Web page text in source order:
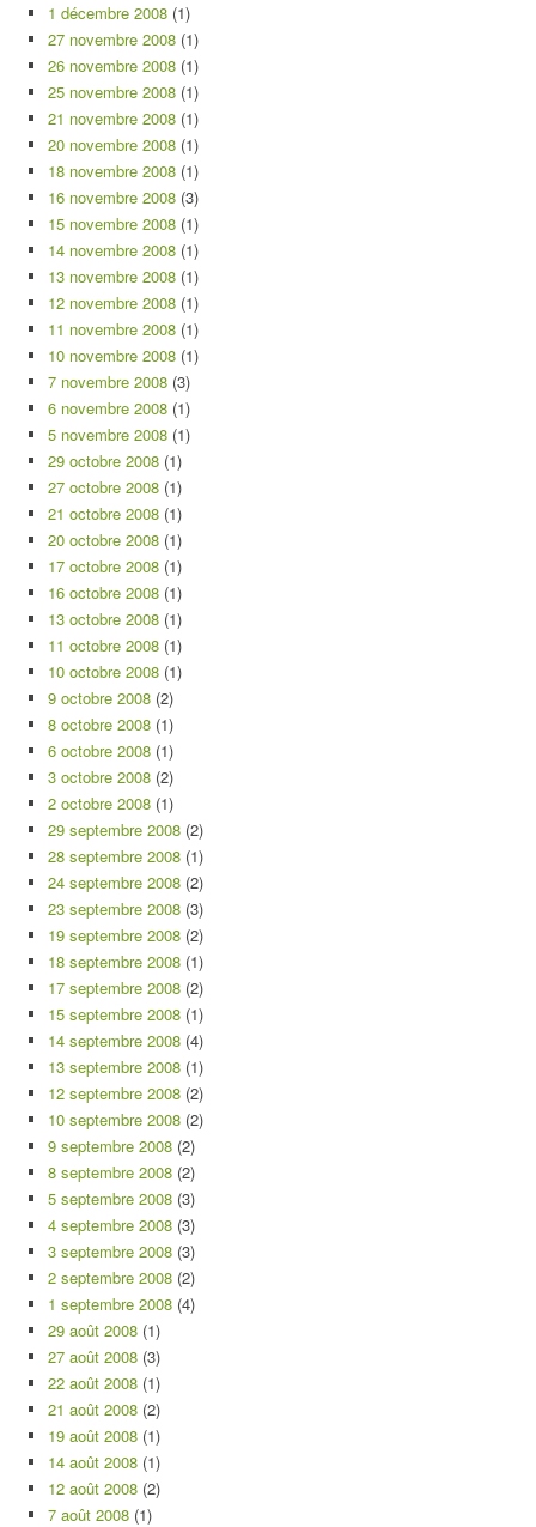
1 décembre 2008 (1)
27 novembre 2008 (1)
26 novembre 2008 (1)
25 novembre 2008 (1)
21 novembre 2008 (1)
20 novembre 2008 (1)
18 novembre 2008 (1)
16 novembre 2008 (3)
15 novembre 2008 (1)
14 novembre 2008 (1)
13 novembre 2008 (1)
12 novembre 2008 (1)
11 novembre 2008 (1)
10 novembre 2008 (1)
7 novembre 2008 (3)
6 novembre 2008 (1)
5 novembre 2008 (1)
29 octobre 2008 (1)
27 octobre 2008 (1)
21 octobre 2008 (1)
20 octobre 2008 (1)
17 octobre 2008 (1)
16 octobre 2008 (1)
13 octobre 2008 (1)
11 octobre 2008 (1)
10 octobre 2008 (1)
9 octobre 2008 (2)
8 octobre 2008 (1)
6 octobre 2008 (1)
3 octobre 2008 (2)
2 octobre 2008 (1)
29 septembre 2008 (2)
28 septembre 2008 (1)
24 septembre 2008 (2)
23 septembre 2008 (3)
19 septembre 2008 (2)
18 septembre 2008 (1)
17 septembre 2008 (2)
15 septembre 2008 (1)
14 septembre 2008 (4)
13 septembre 2008 (1)
12 septembre 2008 (2)
10 septembre 2008 (2)
9 septembre 2008 (2)
8 septembre 2008 (2)
5 septembre 2008 (3)
4 septembre 2008 (3)
3 septembre 2008 (3)
2 septembre 2008 (2)
1 septembre 2008 (4)
29 août 2008 (1)
27 août 2008 (3)
22 août 2008 (1)
21 août 2008 (2)
19 août 2008 (1)
14 août 2008 (1)
12 août 2008 (2)
7 août 2008 (1)